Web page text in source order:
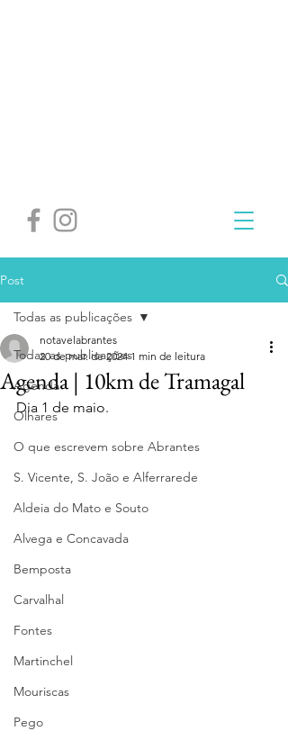
Post
Todas as publicações
Agenda
Olhares
O que escrevem sobre Abrantes
S. Vicente, S. João e Alferrarede
Aldeia do Mato e Souto
Alvega e Concavada
Bemposta
Carvalhal
Fontes
Martinchel
Mouriscas
Pego
Todas as publicações
Agenda | 10km de Tramagal
notavelabrantes
20 de mar. de 2024 1 min de leitura
Dia 1 de maio.